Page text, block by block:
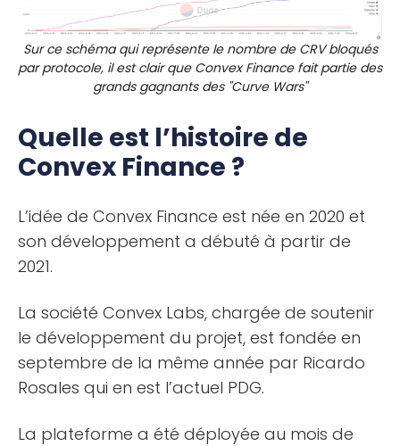
Sur ce schéma qui représente le nombre de CRV bloqués
par protocole, il est clair que Convex Finance fait partie des
grands gagnants des "Curve Wars"
Quelle est l’histoire de
Convex Finance ?
L’idée de Convex Finance est née en 2020 et
son développement a débuté à partir de
2021.
La société Convex Labs, chargée de soutenir
le développement du projet, est fondée en
septembre de la même année par Ricardo
Rosales qui en est l’actuel PDG.
La plateforme a été déployée au mois de